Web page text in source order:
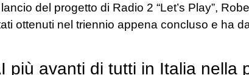
del progetto di Radio 2 “Let’s Play”,
ottenuti nel triennio appena concluso e ha
più avanti di tutti in Italia nella